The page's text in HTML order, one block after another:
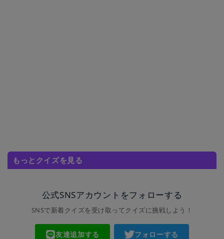
もっとクイズを見る
公式SNSアカウントをフォローする
SNSで新着クイズを受け取ってクイズに挑戦しよう！
友達追加する フォローする